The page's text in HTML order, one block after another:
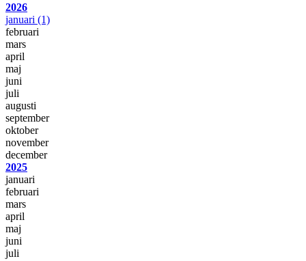
2026
januari (1)
februari
mars
april
maj
juni
juli
augusti
september
oktober
november
december
2025
januari
februari
mars
april
maj
juni
juli